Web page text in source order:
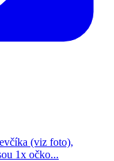
(viz foto),
1x očko...